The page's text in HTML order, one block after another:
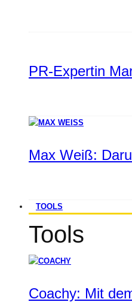
PR-Expertin
Max Weiß:
TOOLS
Tools
Coachy: Mit